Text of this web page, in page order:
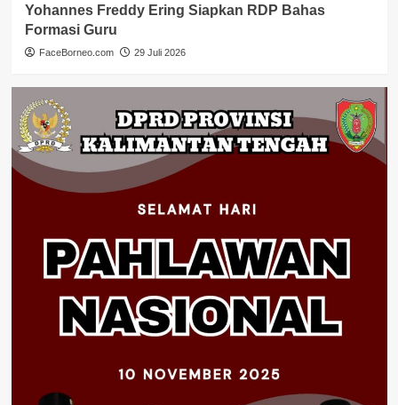
Yohannes Freddy Ering Siapkan RDP Bahas
Formasi Guru
FaceBorneo.com 29 Juli 2026